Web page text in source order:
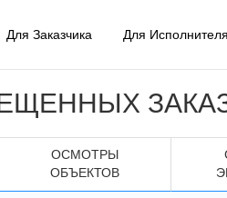
Для Заказчика Для Исполнителя
ОСМОТРЫ
ОБЪЕКТОВ